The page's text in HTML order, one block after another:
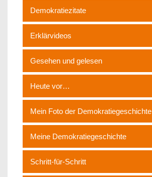
Demokratiezitate
Erklärvideos
Gesehen und gelesen
Heute vor…
Mein Foto der Demokratiegeschichte
Meine Demokratiegeschichte
Schritt-für-Schritt